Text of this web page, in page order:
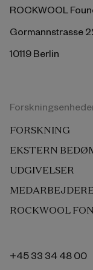
ROCKWOOL
Gormannstrasse
10119 Berlin
FORSKNING
EKSTERN
UDGIVELSER
MEDARBEJDERE
ROCKWOOL
+45 33 34 48 00